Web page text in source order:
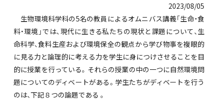
2023/08/05
生物環境科学科の5名の教員によるオムニバス講義「生命・食
料・環境」では、現代に生きる私たちの現状と課題について、生
命科学、食料生産および環境保全の観点から学び物事を複眼的
に見る力と論理的に考える力を学生に身につけさせることを目
的に授業を行っている。それらの授業の中の一つに自然環境問
題についてのディベートがある。学生たちがディベートを行う
のは、下記８つの論題である 。